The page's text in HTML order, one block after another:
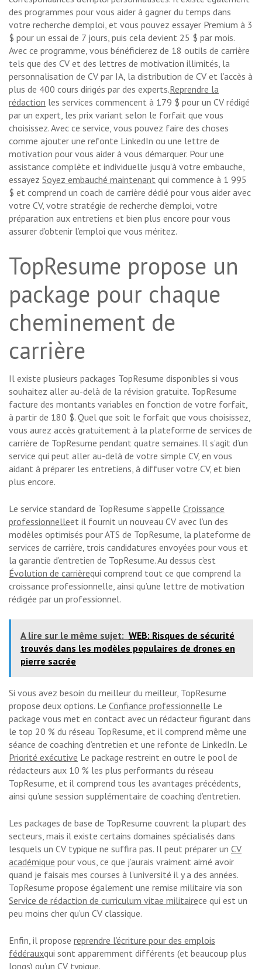
des programmes pour vous aider à gagner du temps dans
votre recherche d’emploi, et vous pouvez essayer Premium à 3
$ pour un essai de 7 jours, puis cela devient 25 $ par mois.
Avec ce programme, vous bénéficierez de 18 outils de carrière
tels que des CV et des lettres de motivation illimités, la
personnalisation de CV par IA, la distribution de CV et l’accès à
plus de 400 cours dirigés par des experts.Reprendre la
rédaction les services commencent à 179 $ pour un CV rédigé
par un expert, les prix variant selon le forfait que vous
choisissez. Avec ce service, vous pouvez faire des choses
comme ajouter une refonte LinkedIn ou une lettre de
motivation pour vous aider à vous démarquer. Pour une
assistance complète et individuelle jusqu’à votre embauche,
essayez Soyez embauché maintenant qui commence à 1 995
$ et comprend un coach de carrière dédié pour vous aider avec
votre CV, votre stratégie de recherche d’emploi, votre
préparation aux entretiens et bien plus encore pour vous
assurer d’obtenir l’emploi que vous méritez.
TopResume propose un
package pour chaque
cheminement de
carrière
Il existe plusieurs packages TopResume disponibles si vous
souhaitez aller au-delà de la révision gratuite. TopResume
facture des montants variables en fonction de votre forfait,
à partir de 180 $. Quel que soit le forfait que vous choisissez,
vous aurez accès gratuitement à la plateforme de services de
carrière de TopResume pendant quatre semaines. Il s’agit d’un
service qui peut aller au-delà de votre simple CV, en vous
aidant à préparer les entretiens, à diffuser votre CV, et bien
plus encore.
Le service standard de TopResume s’appelle Croissance
professionnelleet il fournit un nouveau CV avec l’un des
modèles optimisés pour ATS de TopResume, la plateforme de
services de carrière, trois candidatures envoyées pour vous et
la garantie d’entretien de TopResume. Au dessus c’est
Évolution de carrièrequi comprend tout ce que comprend la
croissance professionnelle, ainsi qu’une lettre de motivation
rédigée par un professionnel.
A lire sur le même sujet: WEB: Risques de sécurité
trouvés dans les modèles populaires de drones en
pierre sacrée
Si vous avez besoin du meilleur du meilleur, TopResume
propose deux options. Le Confiance professionnelle Le
package vous met en contact avec un rédacteur figurant dans
le top 20 % du réseau TopResume, et il comprend même une
séance de coaching d’entretien et une refonte de LinkedIn. Le
Priorité exécutive Le package restreint en outre le pool de
rédacteurs aux 10 % les plus performants du réseau
TopResume, et il comprend tous les avantages précédents,
ainsi qu’une session supplémentaire de coaching d’entretien.
Les packages de base de TopResume couvrent la plupart des
secteurs, mais il existe certains domaines spécialisés dans
lesquels un CV typique ne suffira pas. Il peut préparer un CV
académique pour vous, ce que j’aurais vraiment aimé avoir
quand je faisais mes courses à l’université il y a des années.
TopResume propose également une remise militaire via son
Service de rédaction de curriculum vitae militairece qui est un
peu moins cher qu’un CV classique.
Enfin, il propose reprendre l’écriture pour des emplois
fédérauxqui sont apparemment différents (et beaucoup plus
longs) qu’un CV typique.